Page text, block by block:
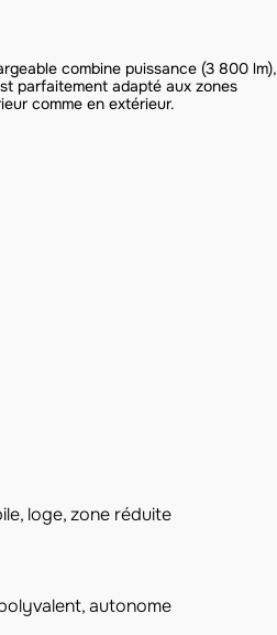
combine puissance (3 800 lm),
parfaitement adapté aux zones
comme en extérieur.
loge, zone réduite
autonome